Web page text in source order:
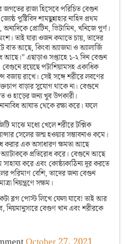
রাজা হিসেবে পরিচিত বেগুন
পুষ্টিবিদ শামছুন্নাহার নাহিদ প্রথম
প্রোটিন, ভিটামিন, খনিজে পূর্ণ।
তাই যারা ওজন কমাতে চায়, তাদের
আছে, কিংবা অ্যাজমা ও অ্যালার্জি
আছে।” এছাড়াও সপ্তাহে ১-২ দিন বেগুন
বেগুনে রয়েছে পটাশিয়ামসহ একাধিক
বজায় রাখে। সেই সঙ্গে শরীরে লবণের
বাড়ার সুযোগ থাকে না। বেগুনে
ও হাড়ের জন্য খুব উপকারী।
আঘাত থেকে রক্ষা করে। ফলে
মাঝে মধ্যে খেলে শরীরে টক্সিক
সেলের জন্ম হওয়ার সম্ভাবনাও কমে।
করার এক অসাধারণ ক্ষমতা আছে
প্রতিরোধ করে। বেগুনে আছে
সাহায্য করে এবং কোষ্ঠ্যকাঠিন্য দূর করতে
পরিমাণ বেশি, তাদের জন্য বেগুন
নিয়ন্ত্রণে সক্ষম।
ব্লগ পোস্ট লিখে ফেলা যাবে! তাই আর
নিয়মানুসারে বেগুণ খান এবং শরীরকে